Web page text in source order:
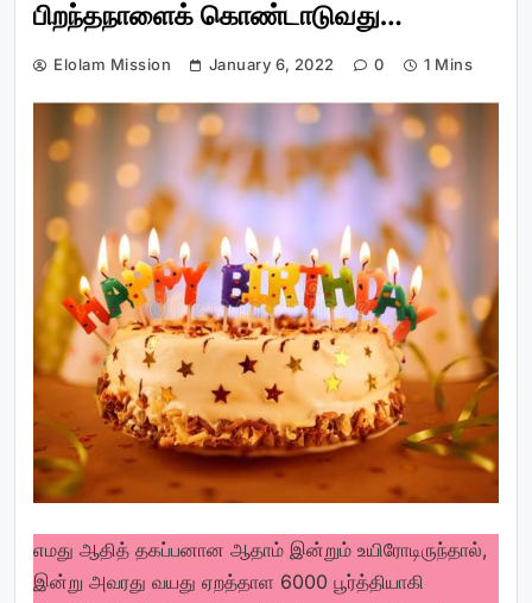
பிறந்தநாளைக் கொண்டாடுவது…
Elolam Mission January 6, 2022 0 1 Mins
எமது ஆதித் தகப்பனான ஆதாம் இன்றும் உயிரோடிருந்தால்,
இன்று அவரது வயது ஏறத்தாள 6000 பூர்த்தியாகி